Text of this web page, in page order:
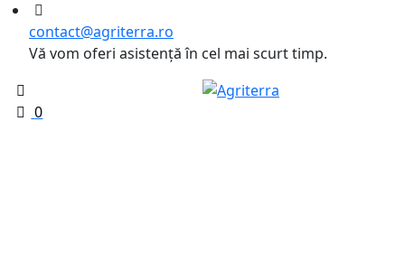
contact@agriterra.ro
Vă vom oferi asistență în cel mai scurt timp.
0